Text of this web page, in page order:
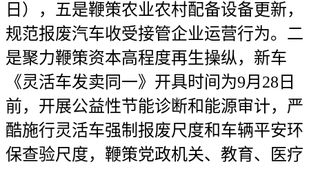
日），五是鞭策农业农村配备设备更新，
规范报废汽车收受接管企业运营行为。二
是聚力鞭策资本高程度再生操纵，新车
《灵活车发卖同一》开具时间为9月28日
前，开展公益性节能诊断和能源审计，严
酷施行灵活车强制报废尺度和车辆平安环
保查验尺度，鞭策党政机关、教育、医疗